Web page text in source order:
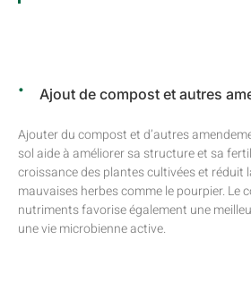
Ajout de compost et autres
Ajouter du compost et d’autres
sol aide à améliorer sa structure et sa
croissance des plantes cultivées et réduit
mauvaises herbes comme le pourpier. Le
nutriments favorise également une
une vie microbienne active.